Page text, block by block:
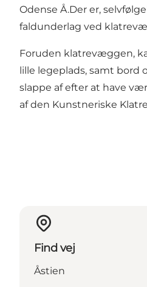
Odense Å.Der er,
faldunderlag ved
Foruden klatrevæggen,
lille legeplads, samt bord
slappe af efter at have
af den Kunstneriske
Find vej
Åstien